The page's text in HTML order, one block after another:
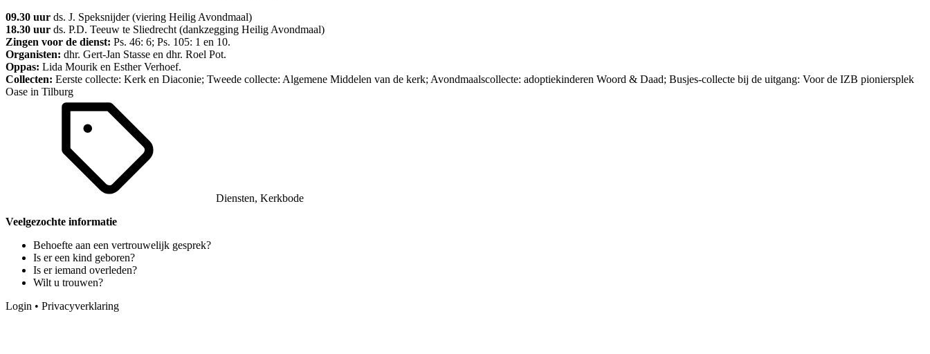
09.30 uur ds. J. Speksnijder (viering Heilig Avondmaal)
18.30 uur ds. P.D. Teeuw te Sliedrecht (dankzegging Heilig Avondmaal)
Zingen voor de dienst: Ps. 46: 6; Ps. 105: 1 en 10.
Organisten: dhr. Gert-Jan Stasse en dhr. Roel Pot.
Oppas: Lida Mourik en Esther Verhoef.
Collecten: Eerste collecte: Kerk en Diaconie; Tweede collecte: Algemene Middelen van de kerk; Avondmaalscollecte: adoptiekinderen Woord & Daad; Busjes-collecte bij de uitgang: Voor de IZB pioniersplek
Oase in Tilburg
Diensten, Kerkbode
Veelgezochte informatie
Behoefte aan een vertrouwelijk gesprek?
Is er een kind geboren?
Is er iemand overleden?
Wilt u trouwen?
Login • Privacyverklaring